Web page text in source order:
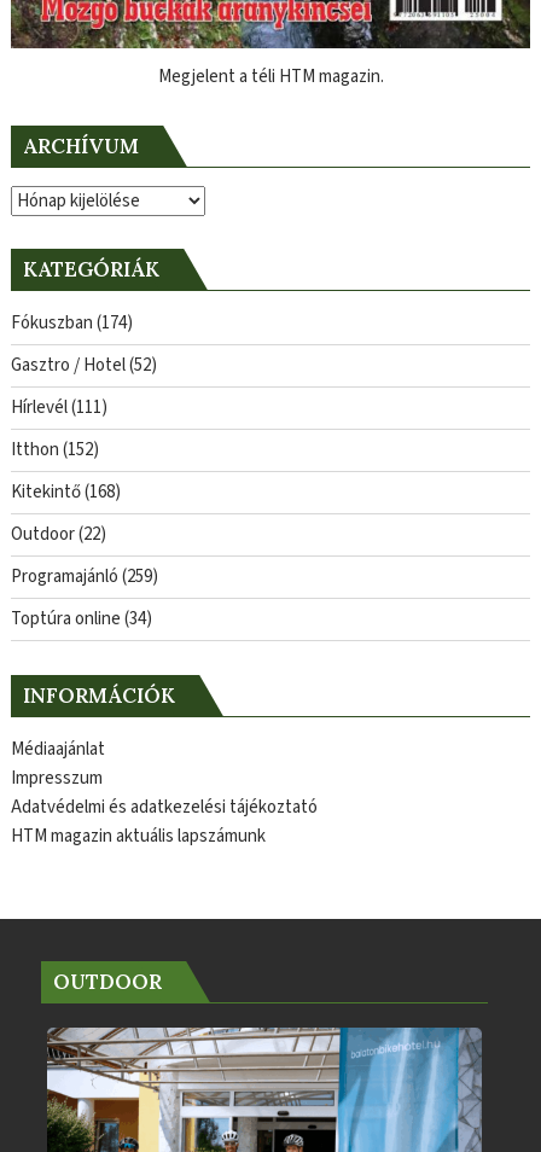
Megjelent a téli HTM magazin.
ARCHÍVUM
Archívum
KATEGÓRIÁK
Fókuszban(174)
Gasztro / Hotel(52)
Hírlevél(111)
Itthon(152)
Kitekintő(168)
Outdoor(22)
Programajánló(259)
Toptúra online(34)
INFORMÁCIÓK
Médiaajánlat
Impresszum
Adatvédelmi és adatkezelési tájékoztató
HTM magazin aktuális lapszámunk
OUTDOOR